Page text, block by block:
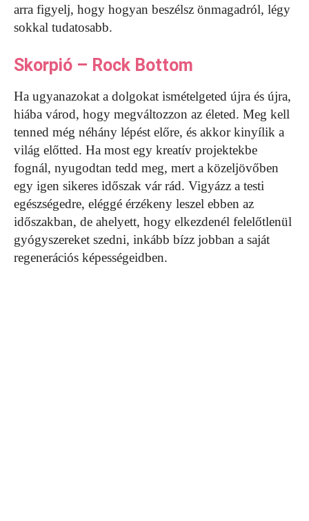
arra figyelj, hogy hogyan beszélsz önmagadról, légy
sokkal tudatosabb.
Skorpió – Rock Bottom
Ha ugyanazokat a dolgokat ismételgeted újra és újra,
hiába várod, hogy megváltozzon az életed. Meg kell
tenned még néhány lépést előre, és akkor kinyílik a
világ előtted. Ha most egy kreatív projektekbe
fognál, nyugodtan tedd meg, mert a közeljövőben
egy igen sikeres időszak vár rád. Vigyázz a testi
egészségedre, eléggé érzékeny leszel ebben az
időszakban, de ahelyett, hogy elkezdenél felelőtlenül
gyógyszereket szedni, inkább bízz jobban a saját
regenerációs képességeidben.